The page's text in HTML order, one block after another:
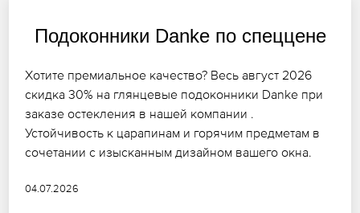
Подоконники Danke по спеццене
Хотите премиальное качество? Весь август 2026
скидка 30% на глянцевые подоконники Danke при
заказе остекления в нашей компании .
Устойчивость к царапинам и горячим предметам в
сочетании с изысканным дизайном вашего окна.
04.07.2026